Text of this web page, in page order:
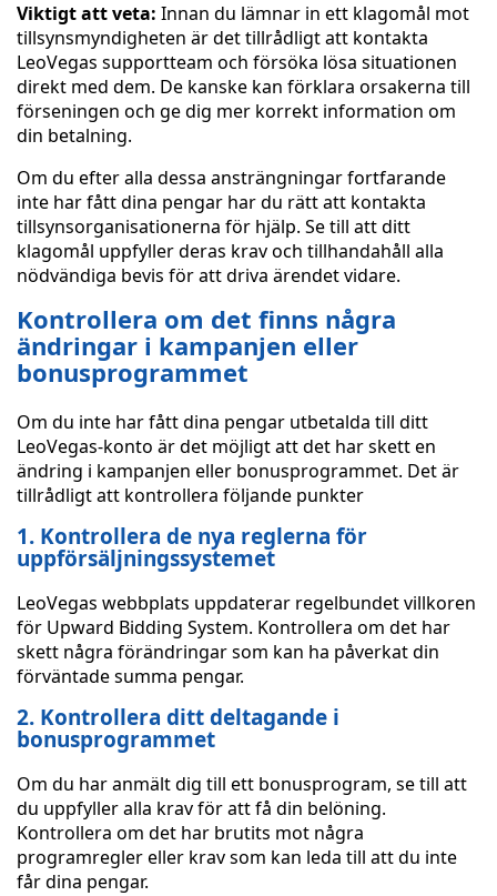
Viktigt att veta: Innan du lämnar in ett klagomål mot
tillsynsmyndigheten är det tillrådligt att kontakta
LeoVegas supportteam och försöka lösa situationen
direkt med dem. De kanske kan förklara orsakerna till
förseningen och ge dig mer korrekt information om
din betalning.
Om du efter alla dessa ansträngningar fortfarande
inte har fått dina pengar har du rätt att kontakta
tillsynsorganisationerna för hjälp. Se till att ditt
klagomål uppfyller deras krav och tillhandahåll alla
nödvändiga bevis för att driva ärendet vidare.
Kontrollera om det finns några
ändringar i kampanjen eller
bonusprogrammet
Om du inte har fått dina pengar utbetalda till ditt
LeoVegas-konto är det möjligt att det har skett en
ändring i kampanjen eller bonusprogrammet. Det är
tillrådligt att kontrollera följande punkter
1. Kontrollera de nya reglerna för
uppförsäljningssystemet
LeoVegas webbplats uppdaterar regelbundet villkoren
för Upward Bidding System. Kontrollera om det har
skett några förändringar som kan ha påverkat din
förväntade summa pengar.
2. Kontrollera ditt deltagande i
bonusprogrammet
Om du har anmält dig till ett bonusprogram, se till att
du uppfyller alla krav för att få din belöning.
Kontrollera om det har brutits mot några
programregler eller krav som kan leda till att du inte
får dina pengar.